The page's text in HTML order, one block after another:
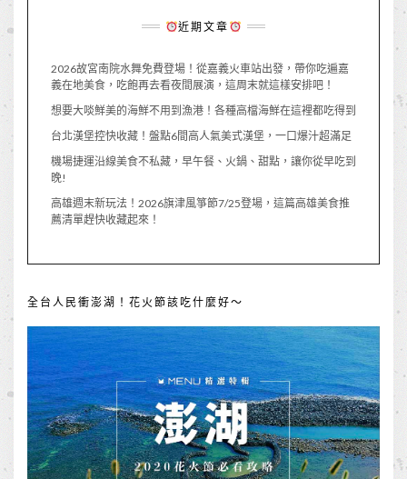
近期文章
2026故宮南院水舞免費登場！從嘉義火車站出發，帶你吃遍嘉
義在地美食，吃飽再去看夜間展演，這周末就這樣安排吧！
想要大啖鮮美的海鮮不用到漁港！各種高檔海鮮在這裡都吃得到
台北漢堡控快收藏！盤點6間高人氣美式漢堡，一口爆汁超滿足
機場捷運沿線美食不私藏，早午餐、火鍋、甜點，讓你從早吃到
晚!
高雄週末新玩法！2026旗津風箏節7/25登場，這篇高雄美食推
薦清單趕快收藏起來！
全台人民衝澎湖！花火節該吃什麼好～